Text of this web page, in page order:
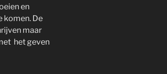
en
komen. De
maar
het geven